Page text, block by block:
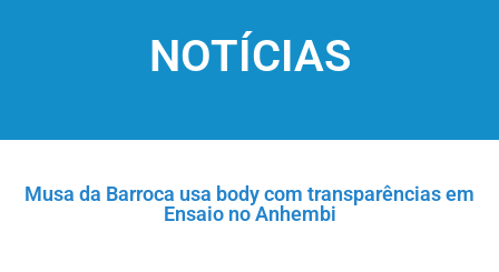
NOTÍCIAS
Musa da Barroca usa body com transparências em
Ensaio no Anhembi